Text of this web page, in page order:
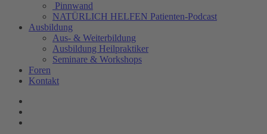
Pinnwand
NATÜRLICH HELFEN Patienten-Podcast
Ausbildung
Aus- & Weiterbildung
Ausbildung Heilpraktiker
Seminare & Workshops
Foren
Kontakt